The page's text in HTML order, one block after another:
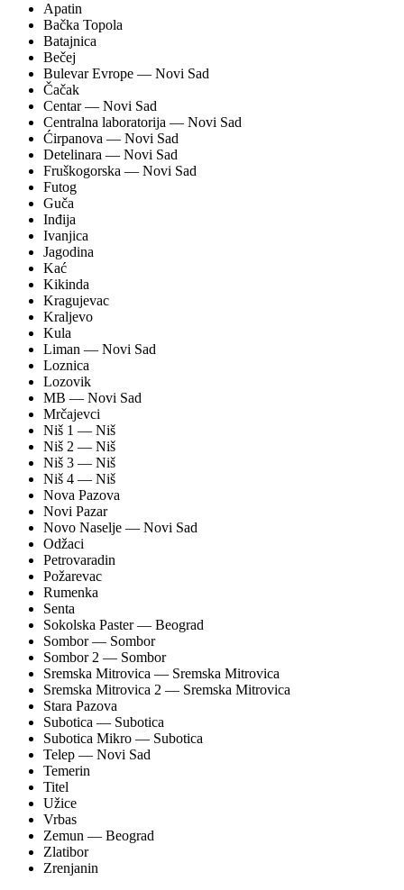
Apatin
Bačka Topola
Batajnica
Bečej
Bulevar Evrope — Novi Sad
Čačak
Centar — Novi Sad
Centralna laboratorija — Novi Sad
Ćirpanova — Novi Sad
Detelinara — Novi Sad
Fruškogorska — Novi Sad
Futog
Guča
Inđija
Ivanjica
Jagodina
Kać
Kikinda
Kragujevac
Kraljevo
Kula
Liman — Novi Sad
Loznica
Lozovik
MB — Novi Sad
Mrčajevci
Niš 1 — Niš
Niš 2 — Niš
Niš 3 — Niš
Niš 4 — Niš
Nova Pazova
Novi Pazar
Novo Naselje — Novi Sad
Odžaci
Petrovaradin
Požarevac
Rumenka
Senta
Sokolska Paster — Beograd
Sombor — Sombor
Sombor 2 — Sombor
Sremska Mitrovica — Sremska Mitrovica
Sremska Mitrovica 2 — Sremska Mitrovica
Stara Pazova
Subotica — Subotica
Subotica Mikro — Subotica
Telep — Novi Sad
Temerin
Titel
Užice
Vrbas
Zemun — Beograd
Zlatibor
Zrenjanin